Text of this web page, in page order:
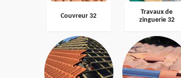
Couvreur 32
Travaux de
zinguerie 32